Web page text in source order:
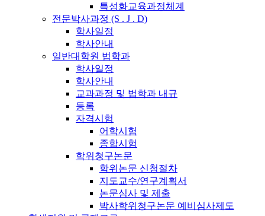
특성화교육과정체계
전문박사과정 (S . J . D)
학사일정
학사안내
일반대학원 법학과
학사일정
학사안내
교과과정 및 법학과 내규
등록
자격시험
어학시험
종합시험
학위청구논문
학위논문 신청절차
지도교수/연구계획서
논문심사 및 제출
박사학위청구논문 예비심사제도